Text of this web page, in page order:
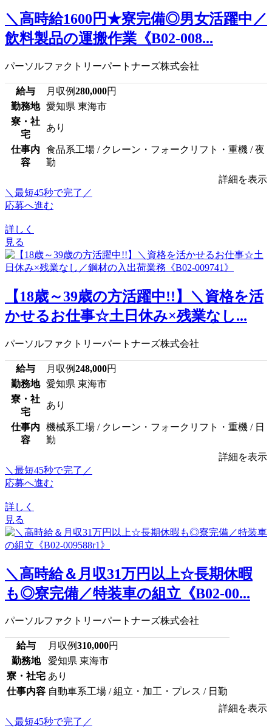
＼高時給1600円★寮完備◎男女活躍中／
飲料製品の運搬作業《B02-008...
パーソルファクトリーパートナーズ株式会社
給与 月収例280,000円
勤務地
愛知県 東海市
寮・社
宅
あり
仕事内
容
食品系工場 / クレーン・フォークリフト・重機 / 夜
勤
詳細を表示
＼最短45秒で完了／
応募へ進む
詳しく
見る
【18歳～39歳の方活躍中!!】＼資格を活
かせるお仕事☆土日休み×残業なし...
パーソルファクトリーパートナーズ株式会社
給与 月収例248,000円
勤務地
愛知県 東海市
寮・社
宅
あり
仕事内
容
機械系工場 / クレーン・フォークリフト・重機 / 日
勤
詳細を表示
＼最短45秒で完了／
応募へ進む
詳しく
見る
＼高時給＆月収31万円以上☆長期休暇
も◎寮完備／特装車の組立《B02-00...
パーソルファクトリーパートナーズ株式会社
給与 月収例310,000円
勤務地
愛知県 東海市
寮・社宅 あり
仕事内容 自動車系工場 / 組立・加工・プレス / 日勤
詳細を表示
＼最短45秒で完了／